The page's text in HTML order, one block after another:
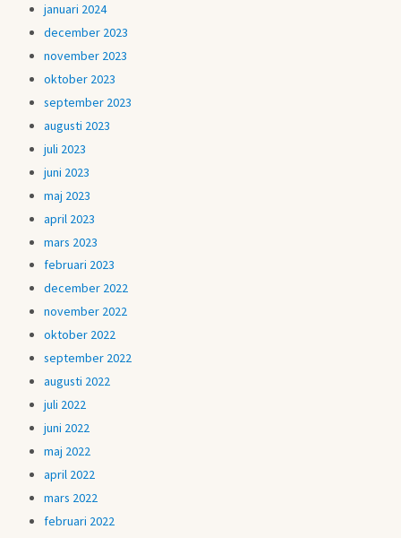
januari 2024
december 2023
november 2023
oktober 2023
september 2023
augusti 2023
juli 2023
juni 2023
maj 2023
april 2023
mars 2023
februari 2023
december 2022
november 2022
oktober 2022
september 2022
augusti 2022
juli 2022
juni 2022
maj 2022
april 2022
mars 2022
februari 2022